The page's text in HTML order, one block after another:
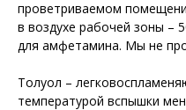
проветриваемом
в воздухе рабочей зоны –
для амфетамина. Мы не
Толуол –
температурой вспышки